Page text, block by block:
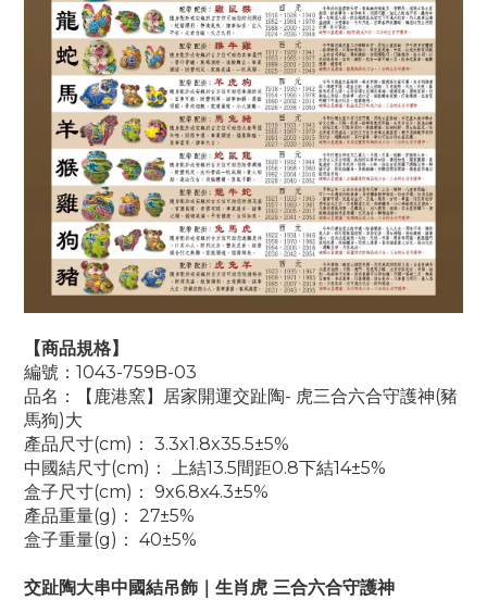
【商品規格】
編號：1043-759B-03
品名：【鹿港窯】居家開運交趾陶- 虎三合六合守護神(豬
馬狗)大
產品尺寸(cm)： 3.3x1.8x35.5±5%
中國結尺寸(cm)： 上結13.5間距0.8下結14±5%
盒子尺寸(cm)： 9x6.8x4.3±5%
產品重量(g)： 27±5%
盒子重量(g)： 40±5%
交趾陶大串中國結吊飾｜生肖虎 三合六合守護神